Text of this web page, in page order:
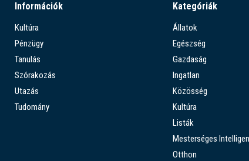
Információk
Kultúra
Pénzügy
Tanulás
Szórakozás
Utazás
Tudomány
Kategóriák
Állatok
Egészség
Gazdaság
Ingatlan
Közösség
Kultúra
Listák
Mesterséges
Otthon